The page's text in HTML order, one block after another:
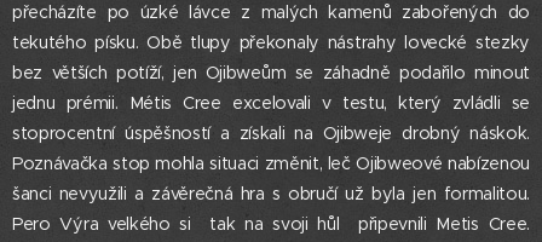
přecházíte po úzké lávce z malých kamenů zabořených do
tekutého písku. Obě tlupy překonaly nástrahy lovecké stezky
bez větších potíží, jen Ojibweům se záhadně podařilo minout
jednu prémii. Métis Cree excelovali v testu, který zvládli se
stoprocentní úspěšností a získali na Ojibweje drobný náskok.
Poznávačka stop mohla situaci změnit, leč Ojibweové nabízenou
šanci nevyužili a závěrečná hra s obručí už byla jen formalitou.
Pero Výra velkého si tak na svoji hůl připevnili Metis Cree.